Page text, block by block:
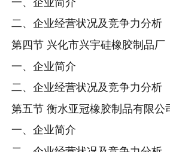
二、企业经营状况及竞争力分析
第四节 兴化市兴宇硅橡胶制品厂
一、企业简介
二、企业经营状况及竞争力分析
第五节 衡水亚冠橡胶制品有限公
一、企业简介